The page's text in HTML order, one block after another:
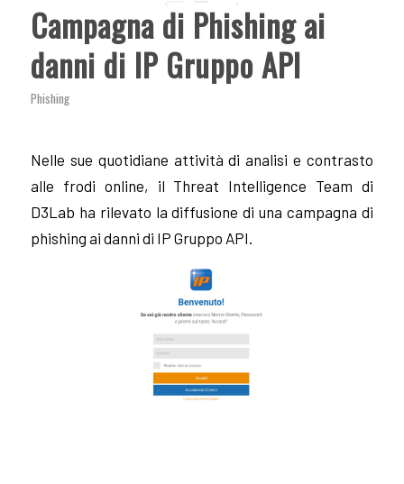
Campagna di Phishing ai
danni di IP Gruppo API
Phishing
Nelle sue quotidiane attività di analisi e contrasto
alle frodi online, il Threat Intelligence Team di
D3Lab ha rilevato la diffusione di una campagna di
phishing ai danni di IP Gruppo API.